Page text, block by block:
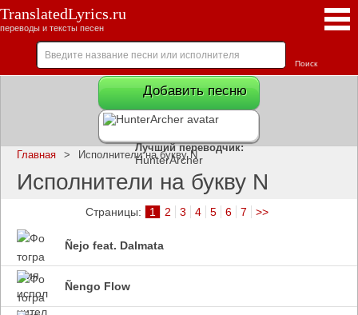
TranslatedLyrics.ru
переводы и тексты песен
Добавить песню
Лучший переводчик:
HunterArcher
Главная > Исполнители на букву N
Исполнители на букву N
Страницы: 1 2 3 4 5 6 7 >>
Ñejo feat. Dalmata
Ñengo Flow